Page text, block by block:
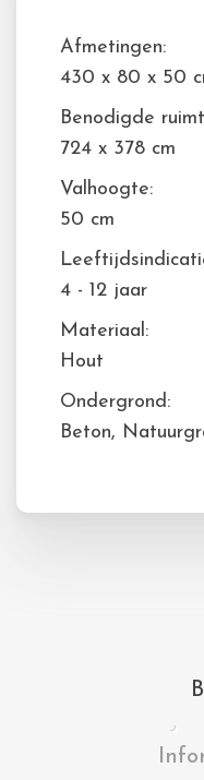
Afmetingen:
430 x 80 x 50
Benodigde
724 x 378 cm
Valhoogte:
50 cm
4 - 12 jaar
Materiaal:
Hout
Ondergrond:
Beton,